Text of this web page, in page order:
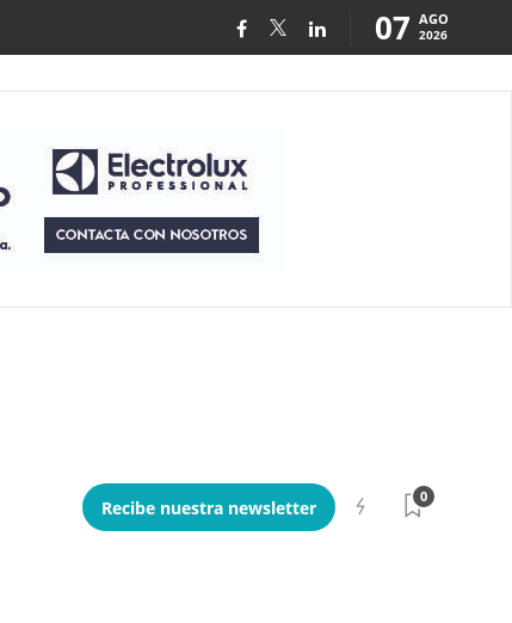
07 AGO
2026
Recibe nuestra newsletter
0